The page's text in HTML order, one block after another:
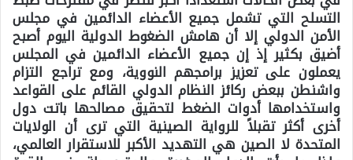
التسلح التي تشمل جميع الأعضاء الدائمين في مجلس
الأمن الدولي إلا أن هامش الضغوط الدولية اليوم أصبح
أضيق بكثير إذ إن جميع الأعضاء الدائمين في المجلس
يعملون على تعزيز برامجهم النووية، ومع تراجع التزام
واشنطن ببعض ركائز النظام الدولي القائم على القواعد
واستخدامها أدوات الضغط لتحقيق مصالحها باتت دول
أخرى أكثر تقبلاً للرواية الصينية التي ترى أن الولايات
المتحدة لا الصين هي التهديد الأكبر للاستقرار العالمي،